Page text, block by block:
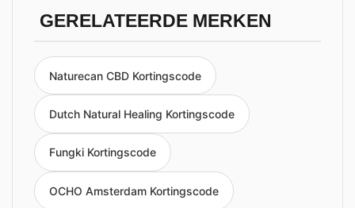
GERELATEERDE MERKEN
Naturecan CBD Kortingscode
Dutch Natural Healing Kortingscode
Fungki Kortingscode
OCHO Amsterdam Kortingscode